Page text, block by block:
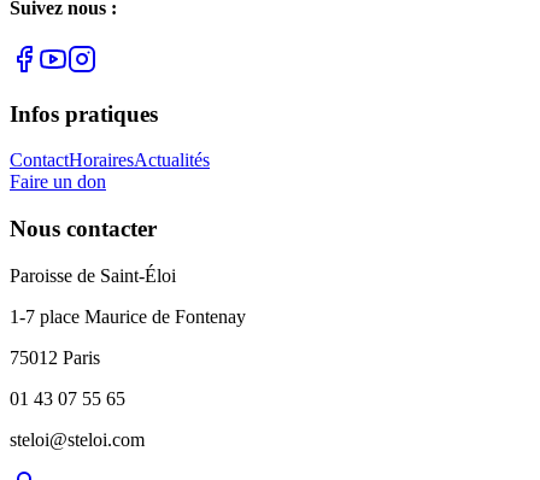
Suivez nous :
Infos pratiques
ContactHorairesActualités
Faire un don
Nous contacter
Paroisse de Saint-Éloi
1-7 place Maurice de Fontenay
75012 Paris
01 43 07 55 65
steloi@steloi.com